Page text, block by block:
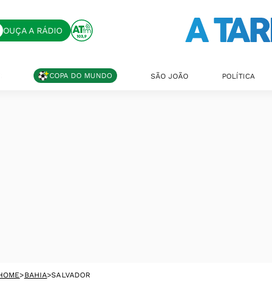
OUÇA A RÁDIO
COPA DO MUNDO SÃO JOÃO POLÍTICA
>BAHIA>SALVADOR